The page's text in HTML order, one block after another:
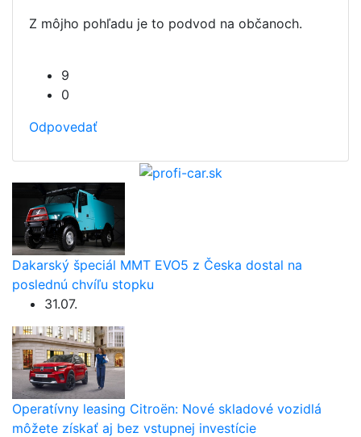
Z môjho pohľadu je to podvod na občanoch.
9
0
Odpovedať
Dakarský špeciál MMT EVO5 z Česka dostal na
poslednú chvíľu stopku
31.07.
Operatívny leasing Citroën: Nové skladové vozidlá
môžete získať aj bez vstupnej investície